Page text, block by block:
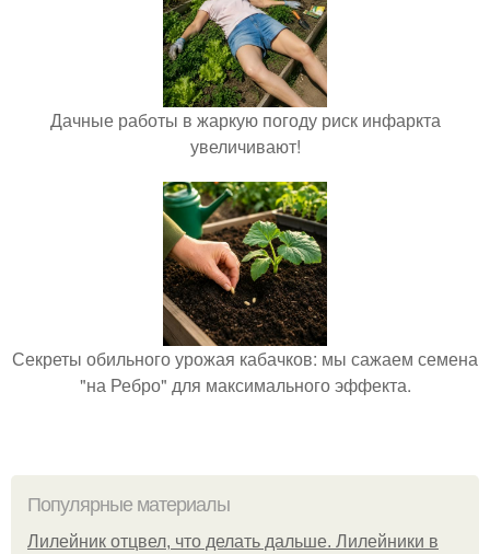
Дачные работы в жаркую погоду риск инфаркта
увеличивают!
Секреты обильного урожая кабачков: мы сажаем семена
"на Ребро" для максимального эффекта.
Популярные материалы
Лилейник отцвел, что делать дальше. Лилейники в